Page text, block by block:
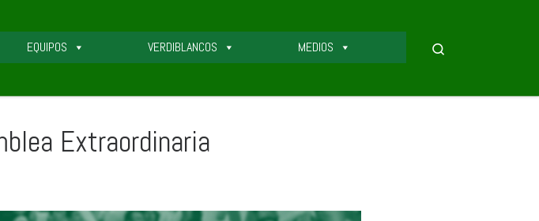
EQUIPOS VERDIBLANCOS MEDIOS
Extraordinaria